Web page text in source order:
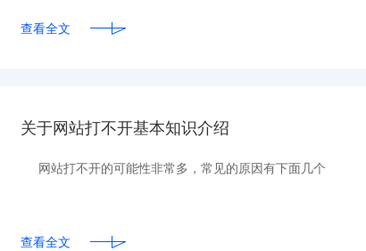
查看全文
关于网站打不开基本知识介绍
网站打不开的可能性非常多，常见的原因有下面几个
查看全文